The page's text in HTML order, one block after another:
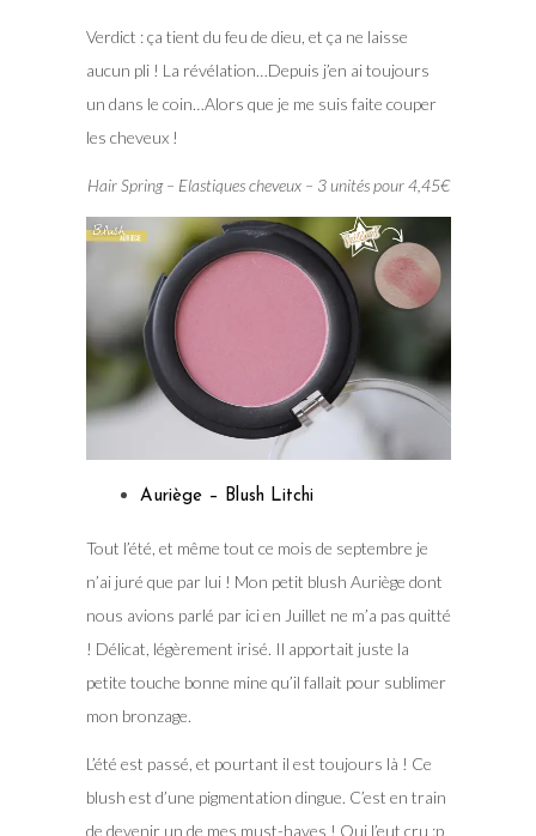
Verdict : ça tient du feu de dieu, et ça ne laisse
aucun pli ! La révélation…Depuis j’en ai toujours
un dans le coin…Alors que je me suis faite couper
les cheveux !
Hair Spring – Elastiques cheveux – 3 unités pour 4,45€
Auriège – Blush Litchi
Tout l’été, et même tout ce mois de septembre je
n’ai juré que par lui ! Mon petit blush Auriège dont
nous avions parlé par ici en Juillet ne m’a pas quitté
! Délicat, légèrement irisé. Il apportait juste la
petite touche bonne mine qu’il fallait pour sublimer
mon bronzage.
L’été est passé, et pourtant il est toujours là ! Ce
blush est d’une pigmentation dingue. C’est en train
de devenir un de mes must-haves ! Qui l’eut cru :p